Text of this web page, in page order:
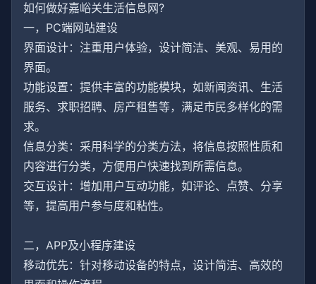
如何做好嘉峪关生活信息网?
一，PC端网站建设
界面设计：注重用户体验，设计简洁、美观、易用的
界面。
功能设置：提供丰富的功能模块，如新闻资讯、生活
服务、求职招聘、房产租售等，满足市民多样化的需
求。
信息分类：采用科学的分类方法，将信息按照性质和
内容进行分类，方便用户快速找到所需信息。
交互设计：增加用户互动功能，如评论、点赞、分享
等，提高用户参与度和粘性。
二，APP及小程序建设
移动优先：针对移动设备的特点，设计简洁、高效的